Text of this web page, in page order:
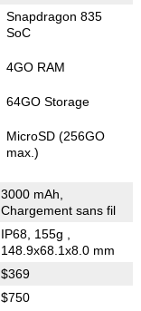
Snapdragon 835
SoC
4GO RAM
64GO Storage
MicroSD (256GO
max.)
3000 mAh,
Chargement sans fil
IP68, 155g
148.9x68.1x8.0 mm
$369
$750